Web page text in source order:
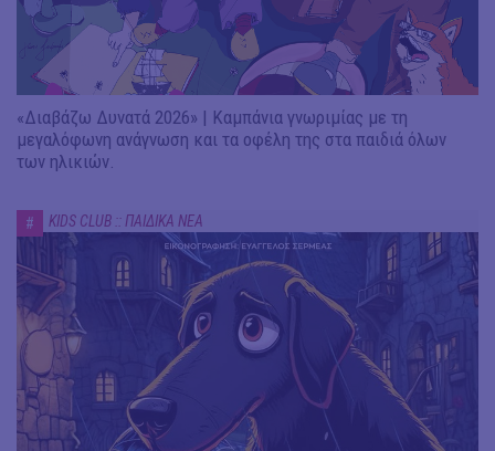
«Διαβάζω Δυνατά 2026» | Καμπάνια γνωριμίας με τη
μεγαλόφωνη ανάγνωση και τα οφέλη της στα παιδιά όλων
των ηλικιών.
# KIDS CLUB :: ΠΑΙΔΙΚΑ ΝΕΑ